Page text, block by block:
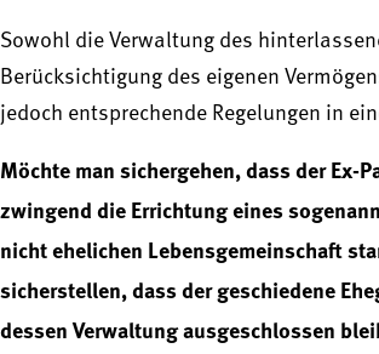
Sowohl die Verwaltung des
Berücksichtigung des eigenen
jedoch entsprechende Regelungen in
Möchte man sichergehen, dass der
zwingend die Errichtung eines
nicht ehelichen Lebensgemeinschaft
sicherstellen, dass der geschiedene
dessen Verwaltung ausgeschlossen